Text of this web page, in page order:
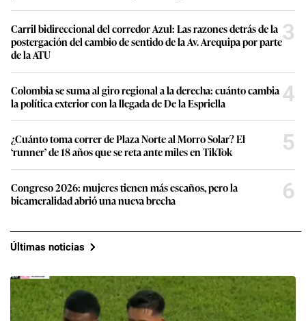
Carril bidireccional del corredor Azul: Las razones detrás de la
postergación del cambio de sentido de la Av. Arequipa por parte
de la ATU
3
Colombia se suma al giro regional a la derecha: cuánto cambia
la política exterior con la llegada de De la Espriella
4
¿Cuánto toma correr de Plaza Norte al Morro Solar? El
‘runner’ de 18 años que se reta ante miles en TikTok
5
Congreso 2026: mujeres tienen más escaños, pero la
bicameralidad abrió una nueva brecha
6
Últimas noticias